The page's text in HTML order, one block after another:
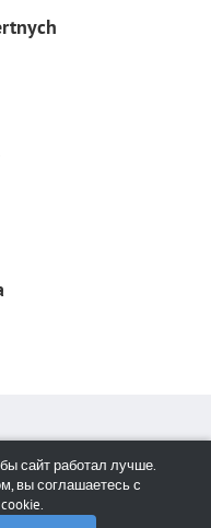
сайт работал лучше.
вы соглашаетесь с